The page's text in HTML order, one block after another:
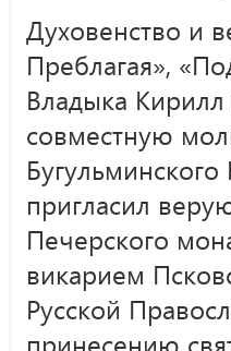
Духовенство и
Преблагая»,
Владыка Кирилл
совместную
пригласил
Печерского
викарием
Русской
принесению